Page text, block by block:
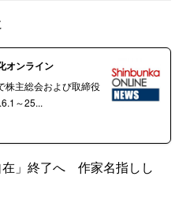
オンライン
株主総会および取締役
～25...
」終了へ 作家名指しし